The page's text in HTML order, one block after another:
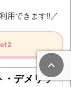
用できます!!／
・デメリッ